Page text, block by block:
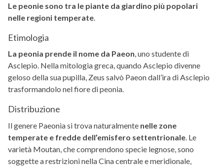
Le peonie sono tra le piante da giardino più popolari
nelle regioni temperate
Etimologia
La peonia prende il nome da Paeon, uno studente di
Asclepio. Nella mitologia greca, quando Asclepio divenne
geloso della sua pupilla, Zeus salvò Paeon dall’ira di Asclepio
trasformandolo nel fiore di peonia.
Distribuzione
Il genere Paeonia si trova naturalmente nelle zone
temperate e fredde dell’emisfero settentrionale . Le
varietà Moutan, che comprendono specie legnose, sono
soggette a restrizioni nella Cina centrale e meridionale,